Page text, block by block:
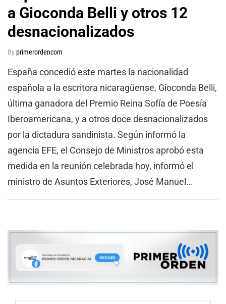
a Gioconda Belli y otros 12
desnacionalizados
Byprimerordencom
España concedió este martes la nacionalidad
española a la escritora nicaragüense, Gioconda Belli,
última ganadora del Premio Reina Sofía de Poesía
Iberoamericana, y a otros doce desnacionalizados
por la dictadura sandinista. Según informó la
agencia EFE, el Consejo de Ministros aprobó esta
medida en la reunión celebrada hoy, informó el
ministro de Asuntos Exteriores, José Manuel…